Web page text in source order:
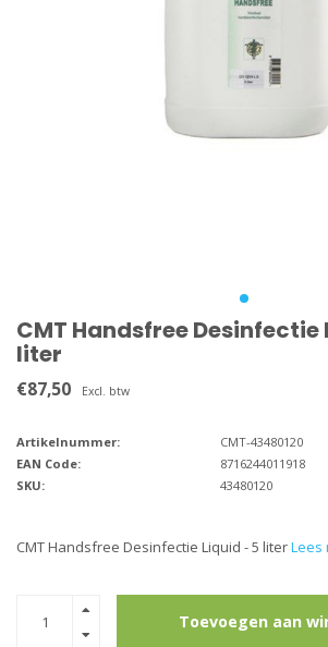
CMT Handsfree Desinfectie
liter
€87,50 Excl. btw
Artikelnummer:
CMT-43480120
EAN Code:
8716244011918
SKU:
43480120
CMT Handsfree Desinfectie Liquid - 5 literLees
Toevoegen aan